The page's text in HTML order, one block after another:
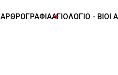
ΑΡΘΡΟΓΡΑΦΙΑΑΓΙΟΛΟΓΙΟ - ΒΙΟΙ